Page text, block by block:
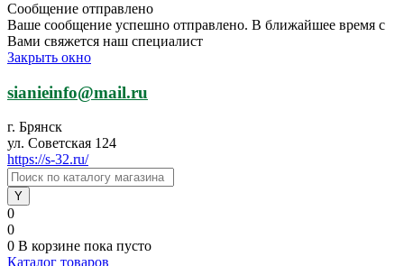
Сообщение отправлено
Ваше сообщение успешно отправлено. В ближайшее время с
Вами свяжется наш специалист
Закрыть окно
sianieinfo@mail.ru
г. Брянск
ул. Советская 124
https://s-32.ru/
0
0
0 В корзине пока пусто
Каталог товаров